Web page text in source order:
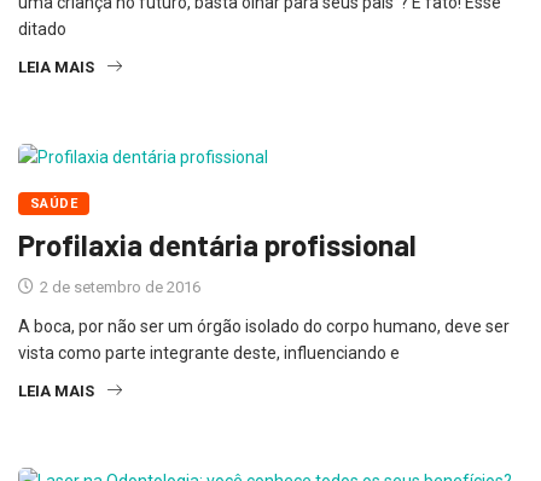
ditado
LEIA MAIS
SAÚDE
Profilaxia dentária profissional
2 de setembro de 2016
A boca, por não ser um órgão isolado do corpo humano, deve ser
vista como parte integrante deste, influenciando e
LEIA MAIS